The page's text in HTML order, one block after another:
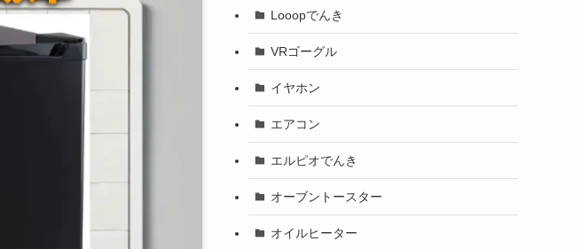
Looopでんき
VRゴーグル
イヤホン
エアコン
エルピオでんき
オーブントースター
オイルヒーター